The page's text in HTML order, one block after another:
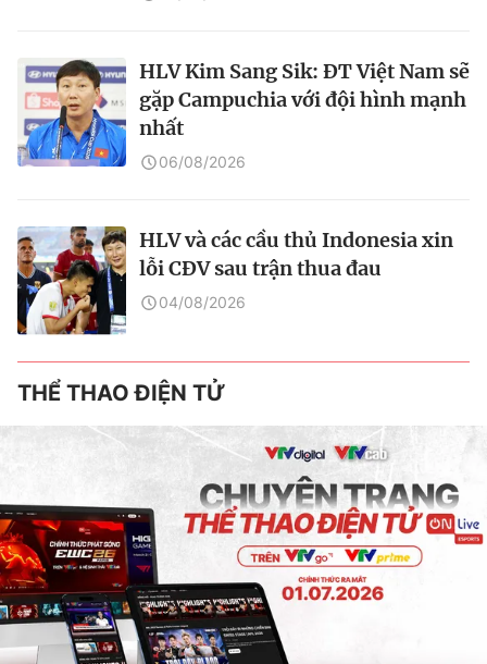
HLV Kim Sang Sik: ĐT Việt Nam sẽ
gặp Campuchia với đội hình mạnh
nhất
06/08/2026
HLV và các cầu thủ Indonesia xin
lỗi CĐV sau trận thua đau
04/08/2026
THỂ THAO ĐIỆN TỬ